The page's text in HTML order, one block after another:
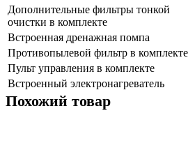
Дополнительные фильтры тонкой
очистки в комплекте
Встроенная дренажная помпа
Противопылевой фильтр в комплекте
Пульт управления в комплекте
Встроенный электронагреватель
Похожий товар